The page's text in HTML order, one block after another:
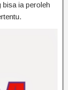
bisa ia peroleh